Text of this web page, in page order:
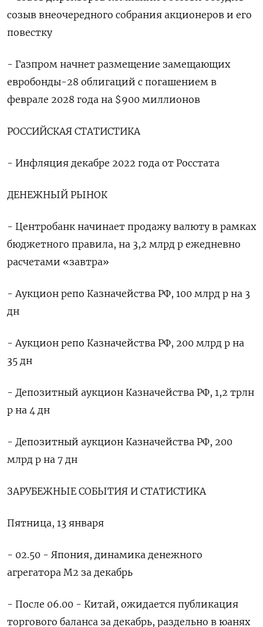
созыв внеочередного собрания акционеров и его
повестку
- Газпром начнет размещение замещающих
евробонды-28 облигаций с погашением в
феврале 2028 года на $900 миллионов
РОССИЙСКАЯ СТАТИСТИКА
- Инфляция декабре 2022 года от Росстата
ДЕНЕЖНЫЙ РЫНОК
- Центробанк начинает продажу валюту в рамках
бюджетного правила, на 3,2 млрд р ежедневно
расчетами «завтра»
- Аукцион репо Казначейства РФ, 100 млрд р на 3
дн
- Аукцион репо Казначейства РФ, 200 млрд р на
35 дн
- Депозитный аукцион Казначейства РФ, 1,2 трлн
р на 4 дн
- Депозитный аукцион Казначейства РФ, 200
млрд р на 7 дн
ЗАРУБЕЖНЫЕ СОБЫТИЯ И СТАТИСТИКА
Пятница, 13 января
- 02.50 - Япония, динамика денежного
агрегатора М2 за декабрь
- После 06.00 - Китай, ожидается публикация
торгового баланса за декабрь, раздельно в юанях